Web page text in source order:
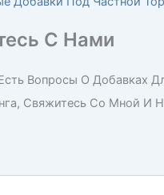
С Нами
Вопросы О Добавках
Свяжитесь Со Мной И